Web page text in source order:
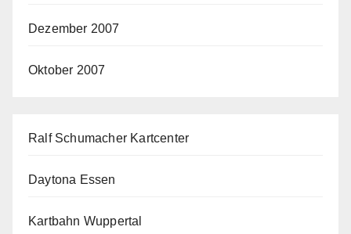
Dezember 2007
Oktober 2007
Ralf Schumacher Kartcenter
Daytona Essen
Kartbahn Wuppertal